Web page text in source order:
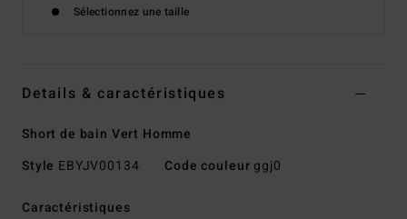
Sélectionnez une taille
Details & caractéristiques
Short de bain Vert Homme
Style EBYJV00134 Code couleur ggj0
Caractéristiques